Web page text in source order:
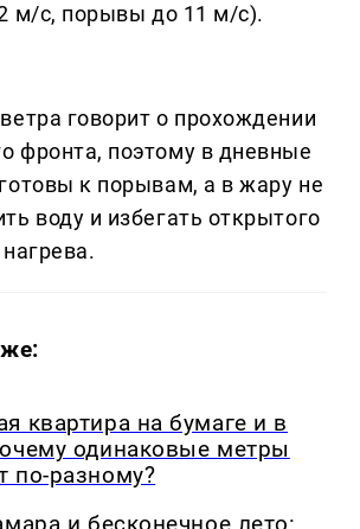
м/с, порывы до 11 м/с).
говорит о прохождении
фронта, поэтому в дневные
к порывам, а в жару не
воду и избегать открытого
квартира на бумаге и в
одинаковые метры
по-разному?